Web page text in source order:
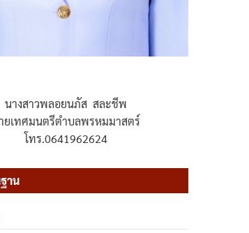
นางสาวพลอยนภัส สละชีพ
ยเทศมนตรีตำบลพรหมมาสตร์
โทร.0641962624
าน